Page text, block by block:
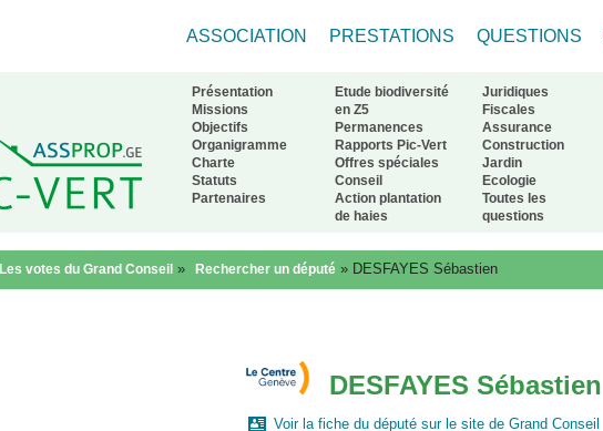
Retour à l'accueil
ASSOCIATION
Présentation
Missions
Objectifs
Organigramme
Charte
Statuts
Partenaires
PRESTATIONS
Etude biodiversité
en Z5
Permanences
Rapports Pic-Vert
Offres spéciales
Conseil
Action plantation
de haies
QUESTIONS
Juridiques
Fiscales
Assurance
Construction
Jardin
Ecologie
Toutes les
questions
Les votes du Grand Conseil » Rechercher un député » DESFAYES Sébastien
DESFAYES Sébastien
Voir la fiche du député sur le site de Grand Conseil